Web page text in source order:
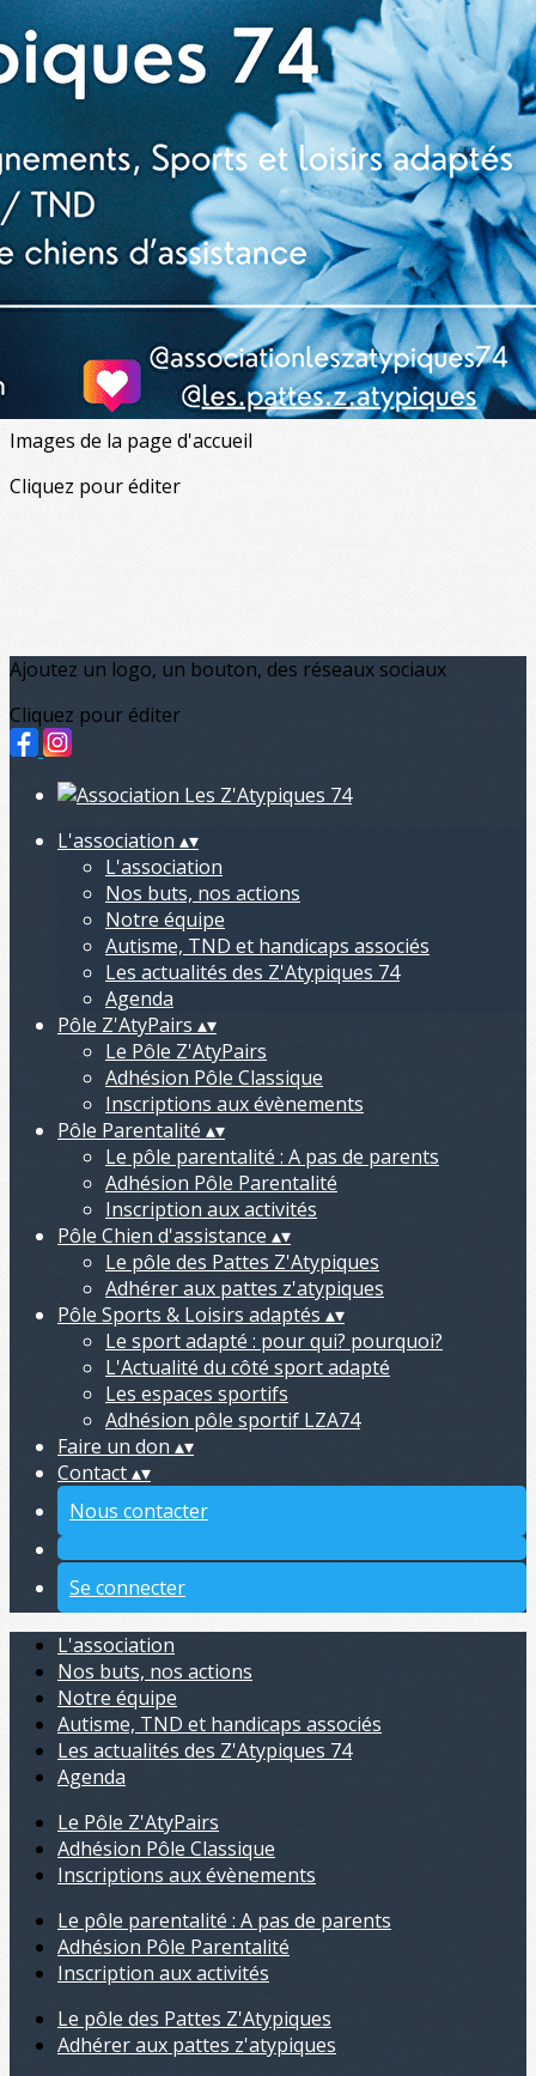
Exporter les lignes sélectionnées
Exporter toutes les colonnes
Exporter uniquement les colonnes affichées
Menu
<
>
L'association
Nos buts, nos actions
Notre équipe
Autisme, TND et handicaps associés
Les actualités des Z'Atypiques 74
Images de la page d'accueil
Cliquez pour éditer
Ajoutez un logo, un bouton, des réseaux sociaux
Cliquez pour éditer
L'association ▴▾
L'association
Nos buts, nos actions
Notre équipe
Autisme, TND et handicaps associés
Les actualités des Z'Atypiques 74
Agenda
Pôle Z'AtyPairs ▴▾
Le Pôle Z'AtyPairs
Adhésion Pôle Classique
Inscriptions aux évènements
Pôle Parentalité ▴▾
Le pôle parentalité : A pas de parents
Adhésion Pôle Parentalité
Inscription aux activités
Pôle Chien d'assistance ▴▾
Le pôle des Pattes Z'Atypiques
Adhérer aux pattes z'atypiques
Pôle Sports & Loisirs adaptés ▴▾
Le sport adapté : pour qui? pourquoi?
L'Actualité du côté sport adapté
Les espaces sportifs
Adhésion pôle sportif LZA74
Faire un don ▴▾
Contact▴▾
Nous contacter
Se connecter
L'association
Nos buts, nos actions
Notre équipe
Autisme, TND et handicaps associés
Les actualités des Z'Atypiques 74
Agenda
Le Pôle Z'AtyPairs
Adhésion Pôle Classique
Inscriptions aux évènements
Le pôle parentalité : A pas de parents
Adhésion Pôle Parentalité
Inscription aux activités
Le pôle des Pattes Z'Atypiques
Adhérer aux pattes z'atypiques